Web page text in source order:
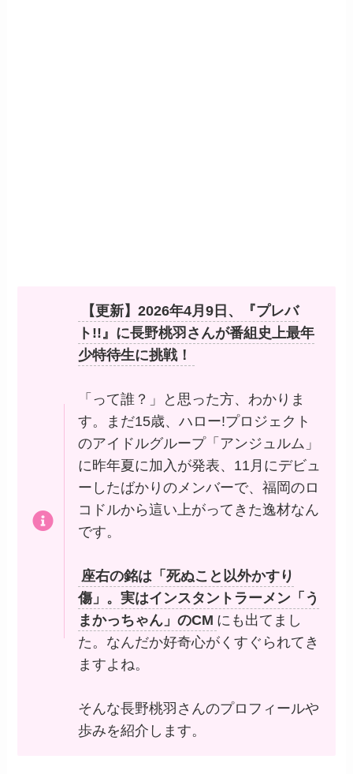
【更新】2026年4月9日、『プレバ
ト!!』に長野桃羽さんが番組史上最年
少特待生に挑戦！
「って誰？」と思った方、わかりま
す。まだ15歳、ハロー!プロジェクト
のアイドルグループ「アンジュルム」
に昨年夏に加入が発表、11月にデビュ
ーしたばかりのメンバーで、福岡のロ
コドルから這い上がってきた逸材なん
です。
座右の銘は「死ぬこと以外かすり
傷」。実はインスタントラーメン「う
まかっちゃん」のCM にも出てまし
た。なんだか好奇心がくすぐられてき
ますよね。
そんな長野桃羽さんのプロフィールや
歩みを紹介します。